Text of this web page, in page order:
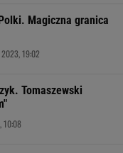
Magiczna granica
19:02
Tomaszewski
10:08